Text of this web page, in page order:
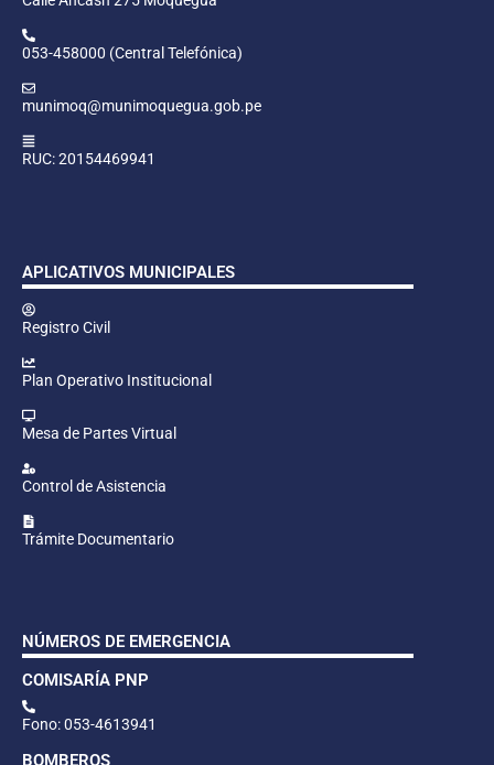
053-458000 (Central Telefónica)
munimoq@munimoquegua.gob.pe
RUC: 20154469941
APLICATIVOS MUNICIPALES
Registro Civil
Plan Operativo Institucional
Mesa de Partes Virtual
Control de Asistencia
Trámite Documentario
NÚMEROS DE EMERGENCIA
COMISARÍA PNP
Fono: 053-4613941
BOMBEROS